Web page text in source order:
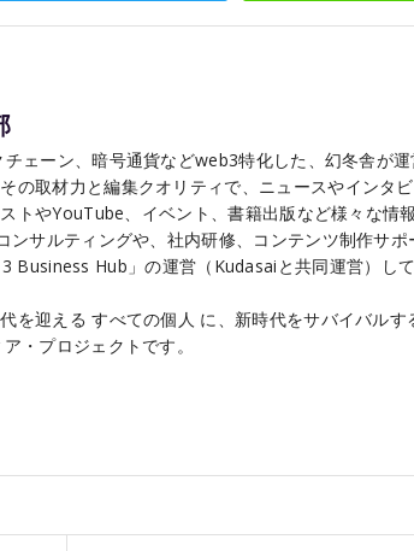
ェーン、暗号通貨などweb3特化した、幻冬舎が
の取材力と編集クオリティで、ニュースやインタ
トやYouTube、イベント、書籍出版など様々な情
ンサルティングや、社内研修、コンテンツ制作サポ
Business Hub」の運営（Kudasaiと共同運営）して
を迎える すべての個人 に、新時代をサバイバルす
・プロジェクトです。